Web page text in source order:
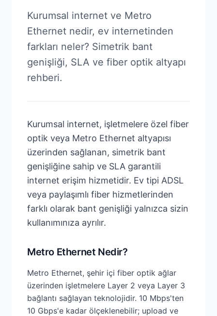
Kurumsal internet ve Metro
Ethernet nedir, ev internetinden
farkları neler? Simetrik bant
genişliği, SLA ve fiber optik altyapı
rehberi.
Kurumsal internet, işletmelere özel fiber
optik veya Metro Ethernet altyapısı
üzerinden sağlanan, simetrik bant
genişliğine sahip ve SLA garantili
internet erişim hizmetidir. Ev tipi ADSL
veya paylaşımlı fiber hizmetlerinden
farklı olarak bant genişliği yalnızca sizin
kullanımınıza ayrılır.
Metro Ethernet Nedir?
Metro Ethernet, şehir içi fiber optik ağlar
üzerinden işletmelere Layer 2 veya Layer 3
bağlantı sağlayan teknolojidir. 10 Mbps'ten
10 Gbps'e kadar ölçeklenebilir; upload ve